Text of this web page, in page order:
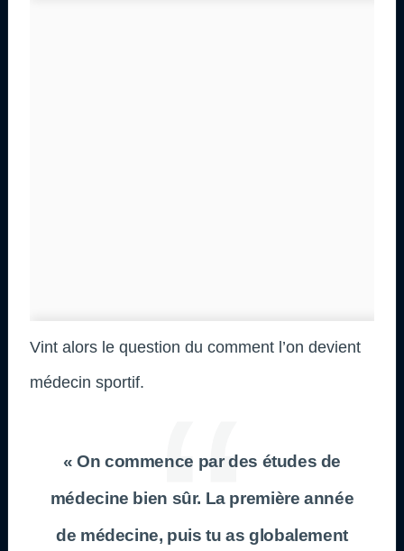
Vint alors le question du comment l’on devient
médecin sportif.
« On commence par des études de
médecine bien sûr. La première année
de médecine, puis tu as globalement